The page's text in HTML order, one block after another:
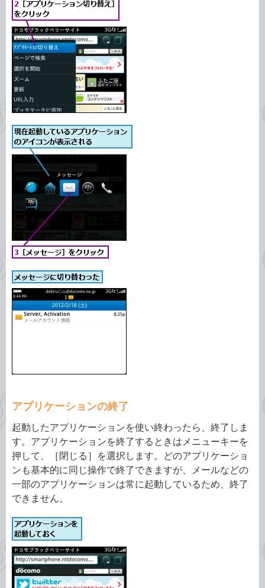
アプリケーションの終了
起動したアプリケーションを使い終わったら、終了しま
す。アプリケーションを終了するときはメニューキーを
押して、［閉じる］を選択します。どのアプリケーショ
ンも基本的に同じ操作で終了できますが、メールなどの
一部のアプリケーションは常に起動しているため、終了
できません。